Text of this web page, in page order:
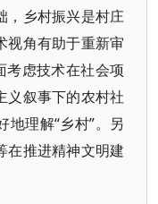
，乡村振兴是村庄
视角有助于重新审
考虑技术在社会项
义叙事下的农村社
地理解“乡村”。另
在推进精神文明建